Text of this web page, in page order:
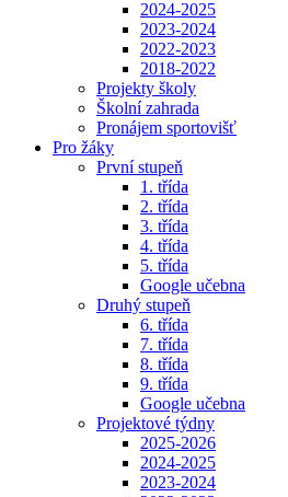
2024-2025
2023-2024
2022-2023
2018-2022
Projekty školy
Školní zahrada
Pronájem sportovišť
Pro žáky
První stupeň
1. třída
2. třída
3. třída
4. třída
5. třída
Google učebna
Druhý stupeň
6. třída
7. třída
8. třída
9. třída
Google učebna
Projektové týdny
2025-2026
2024-2025
2023-2024